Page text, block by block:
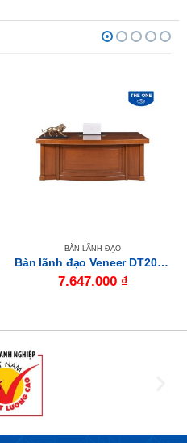
BÀN LÃNH ĐẠO
Bàn lãnh đạo Veneer DT2010V12
7.647.000 ₫